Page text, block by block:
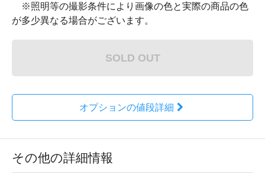
※照明等の撮影条件により画像の色と実際の商品の色
が多少異なる場合がございます。
SOLD OUT
オプションの値段詳細
その他の詳細情報